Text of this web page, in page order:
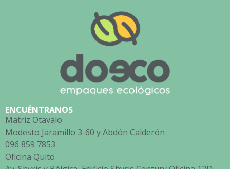
ENCUÉNTRANOS
Matriz Otavalo
Modesto Jaramillo 3-60 y Abdón Calderón
096 859 7853
Oficina Quito